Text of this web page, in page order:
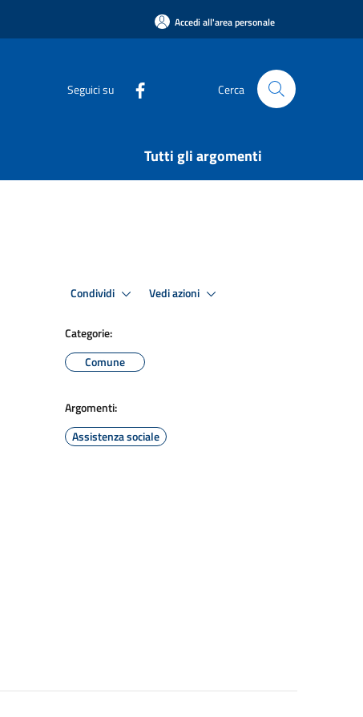
Accedi all'area personale
Seguici su Cerca
Tutti gli argomenti
Condividi Vedi azioni
Categorie:
Comune
Argomenti:
Assistenza sociale